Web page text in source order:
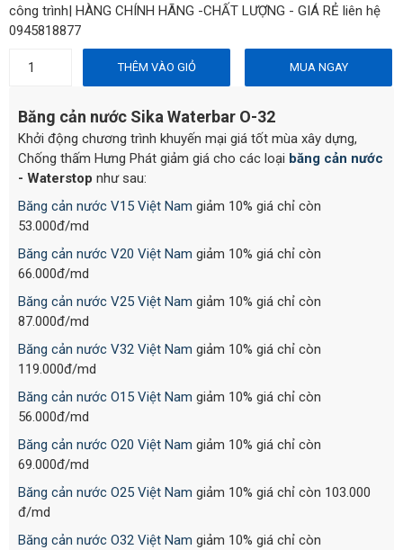
công trình| HÀNG CHÍNH HÃNG -CHẤT LƯỢNG - GIÁ RẺ liên hệ
0945818877
THÊM VÀO GIỎ MUA NGAY
Băng cản nước Sika Waterbar O-32
Khởi động chương trình khuyến mại giá tốt mùa xây dựng,
Chống thấm Hưng Phát giảm giá cho các loại băng cản nước
- Waterstop như sau:
Băng cản nước V15 Việt Nam giảm 10% giá chỉ còn
53.000đ/md
Băng cản nước V20 Việt Nam giảm 10% giá chỉ còn
66.000đ/md
Băng cản nước V25 Việt Nam giảm 10% giá chỉ còn
87.000đ/md
Băng cản nước V32 Việt Nam giảm 10% giá chỉ còn
119.000đ/md
Băng cản nước O15 Việt Nam giảm 10% giá chỉ còn
56.000đ/md
Băng cản nước O20 Việt Nam giảm 10% giá chỉ còn
69.000đ/md
Băng cản nước O25 Việt Nam giảm 10% giá chỉ còn 103.000
đ/md
Băng cản nước O32 Việt Nam giảm 10% giá chỉ còn